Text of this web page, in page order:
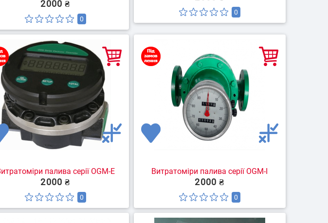
2000 ₴
0
0
палива серії OGM-E
2000 ₴
0
Витратоміри палива серії OGM-I
2000 ₴
0